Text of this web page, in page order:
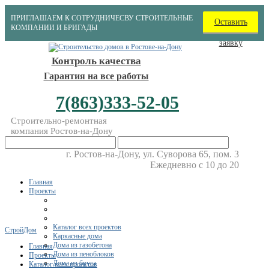
ПРИГЛАШАЕМ К СОТРУДНИЧЕСВУ СТРОИТЕЛЬНЫЕ
КОМПАНИИ И БРИГАДЫ
Оставить
заявку
Контроль качества
Гарантия на все работы
7(863)333-52-05
Строительно-ремонтная
компания Ростов-на-Дону
г. Ростов-на-Дону, ул. Суворова 65, пом. 3
Ежедневно с 10 до 20
Главная
Проекты
Каталог всех проектов
Каркасные дома
Дома из газобетона
Дома из пеноблоков
Дома из бруса
СтройДом
Главная
Проекты
Каталог всех проектов